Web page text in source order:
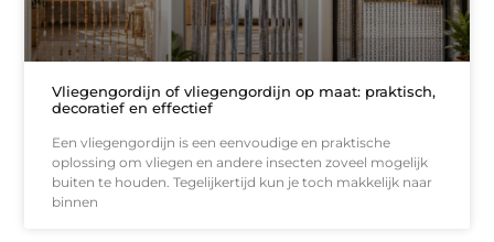
Vliegengordijn of vliegengordijn op maat: praktisch,
decoratief en effectief
Een vliegengordijn is een eenvoudige en praktische
oplossing om vliegen en andere insecten zoveel mogelijk
buiten te houden. Tegelijkertijd kun je toch makkelijk naar
binnen